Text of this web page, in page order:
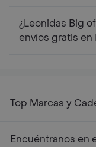
¿Leonidas Big
envíos gratis en
Top Marcas y
Encuéntranos en